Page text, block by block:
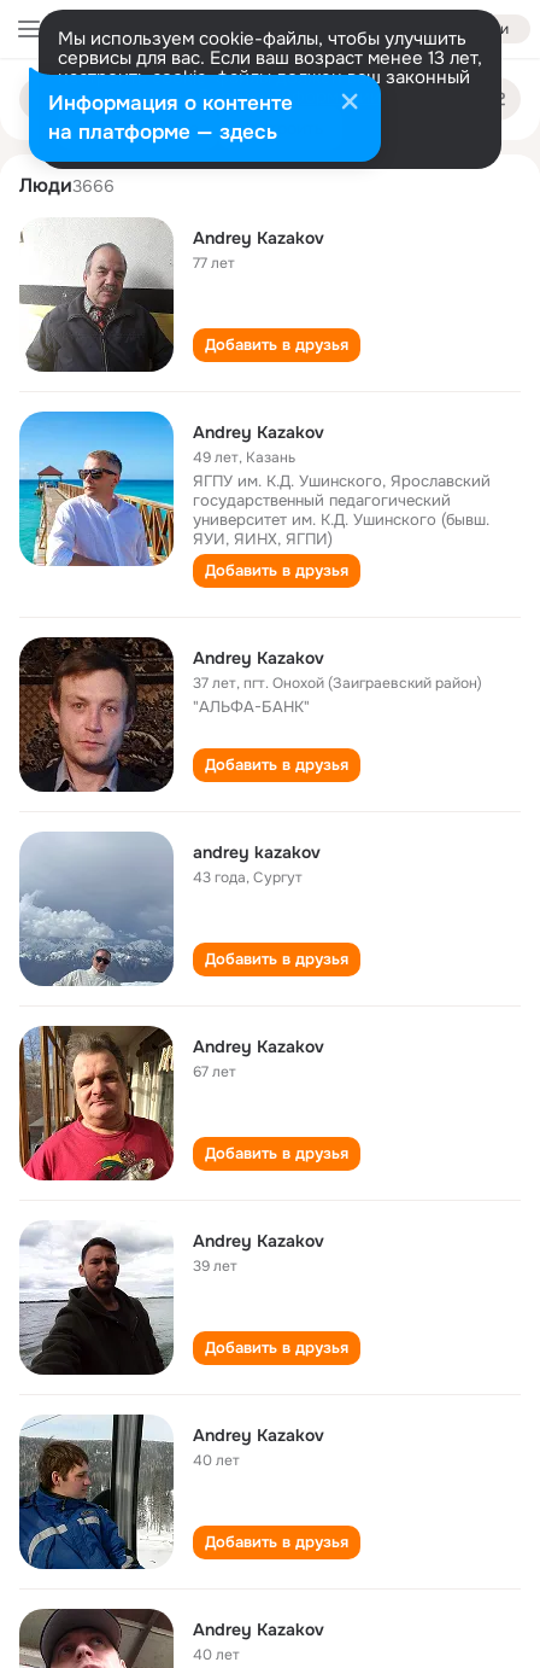
Войти
Мы используем cookie-файлы, чтобы улучшить
сервисы для вас. Если ваш возраст менее 13 лет,
настроить cookie-файлы должен ваш законный
представитель. Больше информации
Разрешить все Настроить
Поиск
людям
andrey kazakov
Люди3666
Andrey Kazakov
77 лет
Добавить в друзья
Andrey Kazakov
49 лет, Казань
ЯГПУ им. К.Д. Ушинского, Ярославский
государственный педагогический
университет им. К.Д. Ушинского (бывш.
ЯУИ, ЯИНХ, ЯГПИ)
Добавить в друзья
Andrey Kazakov
37 лет,пгт. Онохой (Заиграевский район)
"АЛЬФА-БАНК"
Добавить в друзья
andrey kazakov
43 года,Сургут
Добавить в друзья
Andrey Kazakov
67 лет
Добавить в друзья
Andrey Kazakov
39 лет
Добавить в друзья
Andrey Kazakov
40 лет
Добавить в друзья
Andrey Kazakov
40 лет
Информация о контенте
на платформе — здесь